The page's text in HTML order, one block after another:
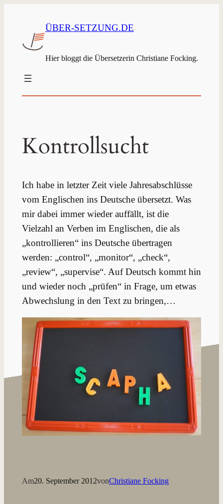
ÜBER-SETZUNG.DE
Hier bloggt die Übersetzerin Christiane Focking.
Kontrollsucht
Ich habe in letzter Zeit viele Jahresabschlüsse
vom Englischen ins Deutsche übersetzt. Was
mir dabei immer wieder auffällt, ist die
Vielzahl an Verben im Englischen, die als
„kontrollieren“ ins Deutsche übertragen
werden: „control“, „monitor“, „check“,
„review“, „supervise“. Auf Deutsch kommt hin
und wieder noch „prüfen“ in Frage, um etwas
Abwechslung in den Text zu bringen,…
Am20. September 2012vonChristiane Focking